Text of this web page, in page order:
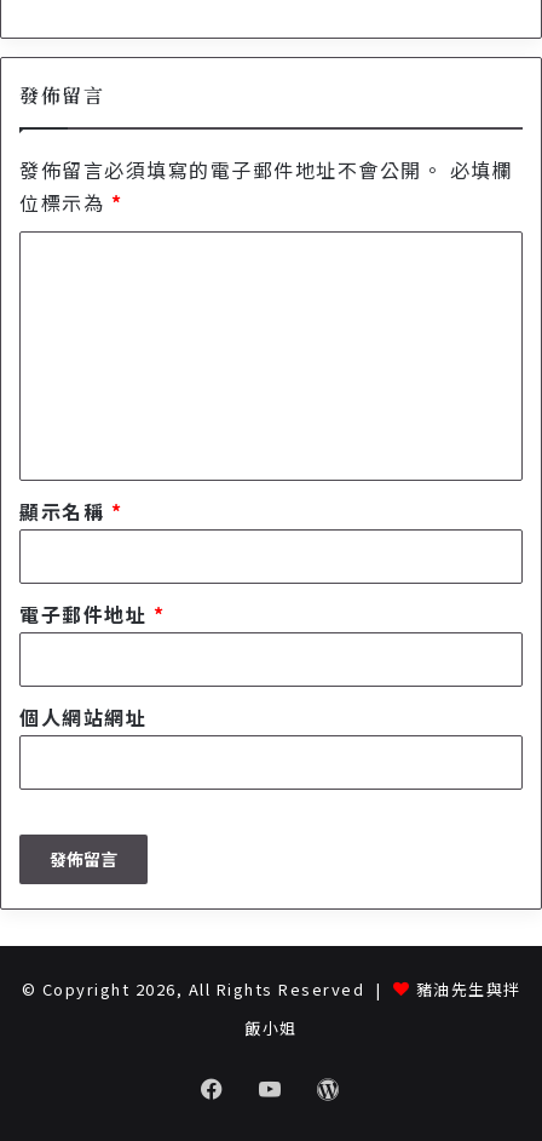
發佈留言
發佈留言必須填寫的電子郵件地址不會公開。 必填欄
位標示為 *
顯示名稱 *
電子郵件地址 *
個人網站網址
© Copyright 2026, All Rights Reserved |
豬油先生與拌
飯小姐
Facebook
Youtube